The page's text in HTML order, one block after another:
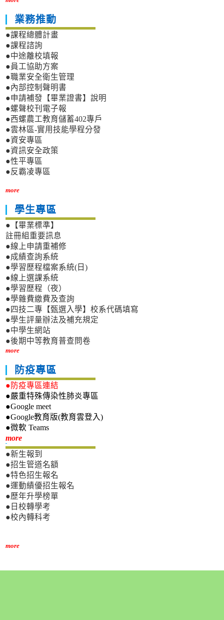
業務推動
●課程總體計畫
●課程諮詢
●中途離校填報
●員工協助方案
●職業安全衛生管理
●內部控制聲明書
●申請補發【畢業證書】說明
●螺聲校刊電子報
●西螺農工教育儲蓄402專戶
●雲林區-實用技能學程分發
●資安專區
●資訊安全政策
●性平專區
●反霸凌專區
more
學生專區
●【畢業標準】
註冊組重要訊息
●線上申請重補修
●成績查詢系統
●學習歷程檔案系統(日)
●線上選課系統
●學習歷程（夜）
●學雜費繳費及查詢
●四技二專【甄選入學】校系代碼填寫
●學生評量辦法及補充規定
●中學生網站
●後期中等教育普查問卷
more
防疫專區
●防疫專區連結
●嚴重特殊傳染性肺炎專區
●Google meet
●Google教育版(教育雲登入)
●微軟 Teams
more新生專區
●新生報到
●招生管道名額
●特色招生報名
●運動績優招生報名
●歷年升學榜單
●日校轉學考
●校內轉科考
more